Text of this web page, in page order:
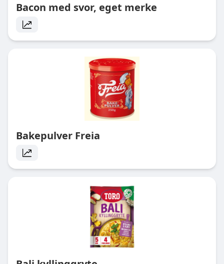
Bacon med svor, eget merke
Bakepulver Freia